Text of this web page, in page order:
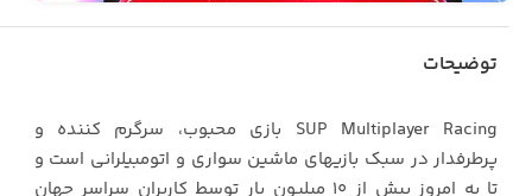
توضیحات
SUP Multiplayer Racing بازی محبوب، سرگرم کننده و
پرطرفدار در سبک بازیهای ماشین سواری و اتومبیلرانی است و
تا به امروز بیش از 10 میلیون بار توسط کاربران سراسر جهان